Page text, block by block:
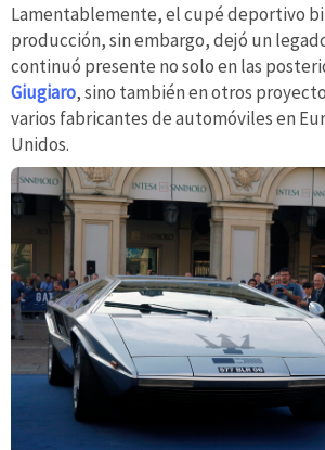
Lamentablemente, el cupé deportivo
producción, sin embargo, dejó un
continuó presente no solo en las
Giugiaro, sino también en otros
varios fabricantes de automóviles en
Unidos.